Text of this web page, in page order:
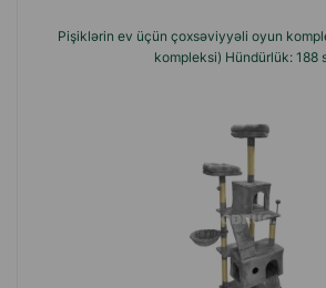
Pişiklərin ev üçün çoxsəviyyəli oyun
kompleksi) Hündürlük: 188